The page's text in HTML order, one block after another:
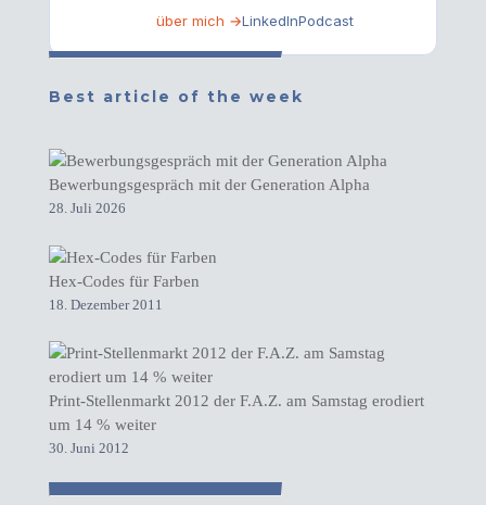
über mich →LinkedInPodcast
Best article of the week
Bewerbungsgespräch mit der Generation Alpha
28. Juli 2026
Hex-Codes für Farben
18. Dezember 2011
Print-Stellenmarkt 2012 der F.A.Z. am Samstag erodiert
um 14 % weiter
30. Juni 2012